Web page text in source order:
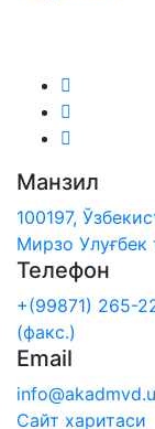
Манзил
100197,
Мирзо Улуғбек
Телефон
+(99871) 265-
(факс.)
Email
Сайт харитаси